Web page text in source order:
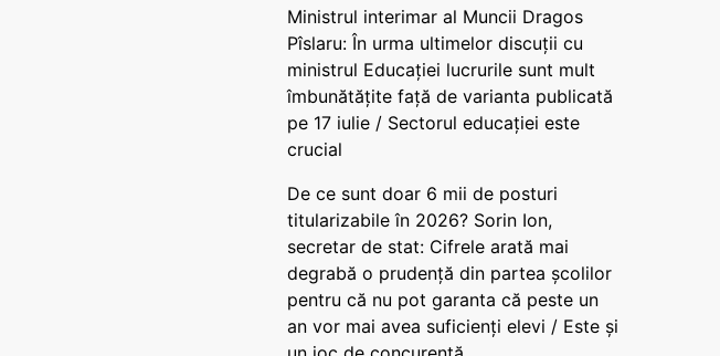
Ministrul interimar al Muncii Dragos
Pîslaru: În urma ultimelor discuții cu
ministrul Educației lucrurile sunt mult
îmbunătățite față de varianta publicată
pe 17 iulie / Sectorul educației este
crucial
De ce sunt doar 6 mii de posturi
titularizabile în 2026? Sorin Ion,
secretar de stat: Cifrele arată mai
degrabă o prudență din partea școlilor
pentru că nu pot garanta că peste un
an vor mai avea suficienți elevi / Este și